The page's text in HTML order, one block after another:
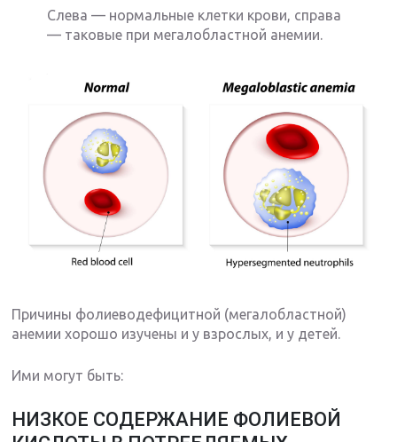
Слева — нормальные клетки крови, справа
— таковые при мегалобластной анемии.
Причины фолиеводефицитной (мегалобластной)
анемии хорошо изучены и у взрослых, и у детей.
Ими могут быть:
НИЗКОЕ СОДЕРЖАНИЕ ФОЛИЕВОЙ